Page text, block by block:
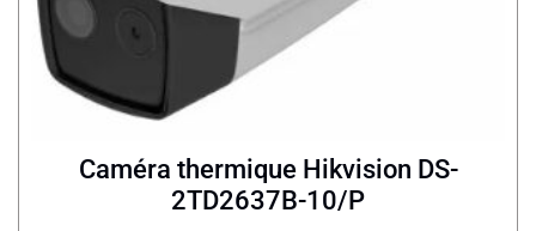
Caméra thermique Hikvision DS-
2TD2637B-10/P